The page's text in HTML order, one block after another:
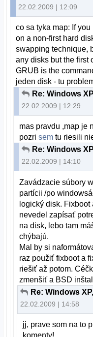
22.02.2009 | 12:09
co sa tyka map: If
on a non-first hard
swapping technique,
any disks but the first
GRUB is the
jeden disk - tu
22.02.2009 | 12:29
mas pravdu ,map je
pozrisem tu riesili
22.02.2009 | 14:10
Zavádzacie súbory
partícii /po
logický disk.
nevedel zapísať
na disk, lebo tam
chýbajú.
Mal by si
raz použiť fixboot a
riešiť až potom.
zmenšiť a BSD
22.02.2009 | 14:58
jj, prave som na to
komenty!